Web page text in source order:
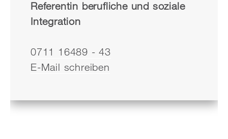
Referentin berufliche und soziale
Integration
0711 16489 - 43
E-Mail schreiben